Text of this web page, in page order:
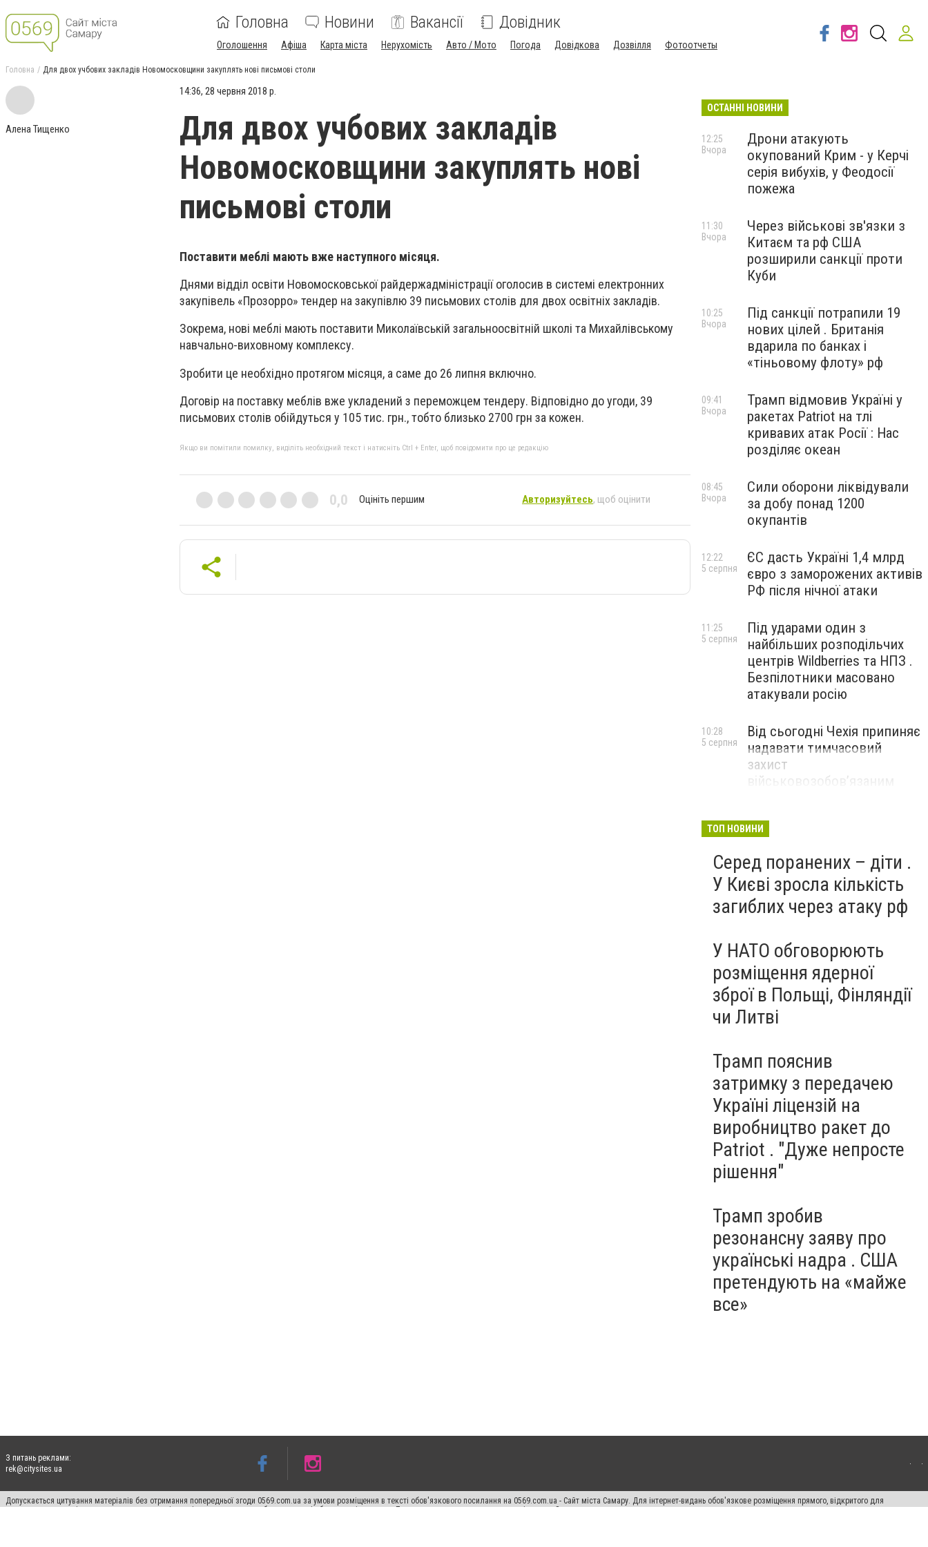
Головна Новини Вакансії Довідник
Оголошення Афіша Карта міста Нерухомість Авто / Мото Погода Довідкова Дозвілля Фотоотчеты
Головна Для двох учбових закладів Новомосковщини закуплять нові письмові столи
Алена Тищенко
14:36, 28 червня 2018 р.
Для двох учбових закладів
Новомосковщини закуплять нові
письмові столи
Поставити меблі мають вже наступного місяця.
Днями відділ освіти Новомосковської райдержадміністрації оголосив в системі електронних
закупівель «Прозорро» тендер на закупівлю 39 письмових столів для двох освітніх закладів.
Зокрема, нові меблі мають поставити Миколаївській загальноосвітній школі та Михайлівському
навчально-виховному комплексу.
Зробити це необхідно протягом місяця, а саме до 26 липня включно.
Договір на поставку меблів вже укладений з переможцем тендеру. Відповідно до угоди, 39
письмових столів обійдуться у 105 тис. грн., тобто близько 2700 грн за кожен.
Якщо ви помітили помилку, виділіть необхідний текст і натисніть Ctrl + Enter, щоб повідомити про це редакцію
0,0 Оцініть першим Авторизуйтесь, щоб оцінити
ОСТАННІ НОВИНИ
Дрони атакують
окупований Крим - у Керчі
серія вибухів, у Феодосії
пожежа
12:25
Вчора
Через військові зв'язки з
Китаєм та рф США
розширили санкції проти
Куби
11:30
Вчора
Під санкції потрапили 19
нових цілей . Британія
вдарила по банках і
«тіньовому флоту» рф
10:25
Вчора
Трамп відмовив Україні у
ракетах Patriot на тлі
кривавих атак Росії : Нас
розділяє океан
09:41
Вчора
Сили оборони ліквідували
за добу понад 1200
окупантів
08:45
Вчора
ЄС дасть Україні 1,4 млрд
євро з заморожених активів
РФ після нічної атаки
12:22
5 серпня
Під ударами один з
найбільших розподільчих
центрів Wildberries та НПЗ .
Безпілотники масовано
атакували росію
11:25
5 серпня
Від сьогодні Чехія припиняє
надавати тимчасовий
захист
військовозобов’язаним
10:28
5 серпня
ТОП НОВИНИ
Серед поранених – діти .
У Києві зросла кількість
загиблих через атаку рф
У НАТО обговорюють
розміщення ядерної
зброї в Польщі, Фінляндії
чи Литві
Трамп пояснив
затримку з передачею
Україні ліцензій на
виробництво ракет до
Patriot . "Дуже непросте
рішення"
Трамп зробив
резонансну заяву про
українські надра . США
претендують на «майже
все»
З питань реклами:
rek@citysites.ua
Допускається цитування матеріалів без отримання попередньої згоди 0569.com.ua за умови розміщення в тексті обов'язкового посилання на 0569.com.ua - Сайт міста Самару. Для інтернет-видань обов'язкове розміщення прямого, відкритого для
пошукових систем гіперпосилання на цитовані статті не нижче другого абзацу в тексті або в якості джерела. Порушення виняткових прав переслідується Законом.